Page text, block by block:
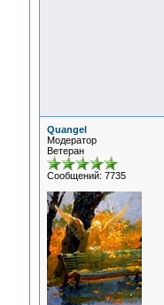
Quangel
Модератор
Ветеран
Сообщений: 7735